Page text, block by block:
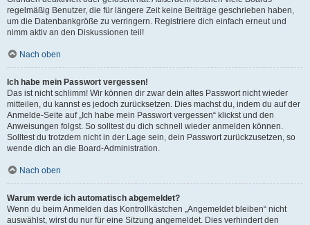
regelmäßig Benutzer, die für längere Zeit keine Beiträge geschrieben haben,
um die Datenbankgröße zu verringern. Registriere dich einfach erneut und
nimm aktiv an den Diskussionen teil!
Nach oben
Ich habe mein Passwort vergessen!
Das ist nicht schlimm! Wir können dir zwar dein altes Passwort nicht wieder
mitteilen, du kannst es jedoch zurücksetzen. Dies machst du, indem du auf der
Anmelde-Seite auf „Ich habe mein Passwort vergessen“ klickst und den
Anweisungen folgst. So solltest du dich schnell wieder anmelden können.
Solltest du trotzdem nicht in der Lage sein, dein Passwort zurückzusetzen, so
wende dich an die Board-Administration.
Nach oben
Warum werde ich automatisch abgemeldet?
Wenn du beim Anmelden das Kontrollkästchen „Angemeldet bleiben“ nicht
auswählst, wirst du nur für eine Sitzung angemeldet. Dies verhindert den